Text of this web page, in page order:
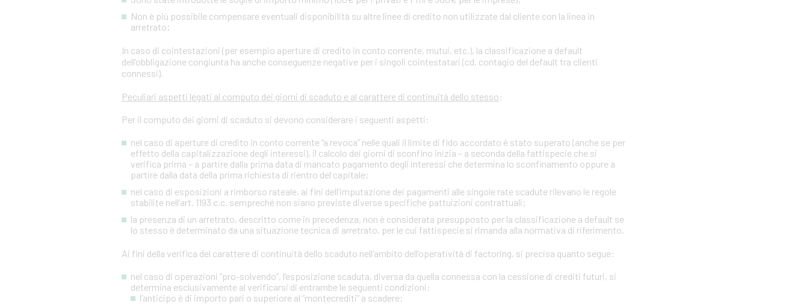
Non è più possibile compensare eventuali disponibilità su altre linee di credito non utilizzate dal cliente con la linea in
arretrato;
In caso di cointestazioni (per esempio aperture di credito in conto corrente, mutui, etc.), la classificazione a default
dell’obbligazione congiunta ha anche conseguenze negative per i singoli cointestatari (cd. contagio del default tra clienti
connessi).
Peculiari aspetti legati al computo dei giorni di scaduto e al carattere di continuità dello stesso:
Per il computo dei giorni di scaduto si devono considerare i seguenti aspetti:
nel caso di aperture di credito in conto corrente “a revoca” nelle quali il limite di fido accordato è stato superato (anche se per
effetto della capitalizzazione degli interessi), il calcolo dei giorni di sconfino inizia – a seconda della fattispecie che si
verifica prima – a partire dalla prima data di mancato pagamento degli interessi che determina lo sconfinamento oppure a
partire dalla data della prima richiesta di rientro del capitale;
nel caso di esposizioni a rimborso rateale, ai fini dell’imputazione dei pagamenti alle singole rate scadute rilevano le regole
stabilite nell’art. 1193 c.c. sempreché non siano previste diverse specifiche pattuizioni contrattuali;
la presenza di un arretrato, descritto come in precedenza, non è considerata presupposto per la classificazione a default se
lo stesso è determinato da una situazione tecnica di arretrato, per le cui fattispecie si rimanda alla normativa di riferimento.
Ai fini della verifica del carattere di continuità dello scaduto nell’ambito dell’operatività di factoring, si precisa quanto segue:
nel caso di operazioni “pro-solvendo”, l’esposizione scaduta, diversa da quella connessa con la cessione di crediti futuri, si
determina esclusivamente al verificarsi di entrambe le seguenti condizioni:
l’anticipo è di importo pari o superiore al “montecrediti” a scadere;